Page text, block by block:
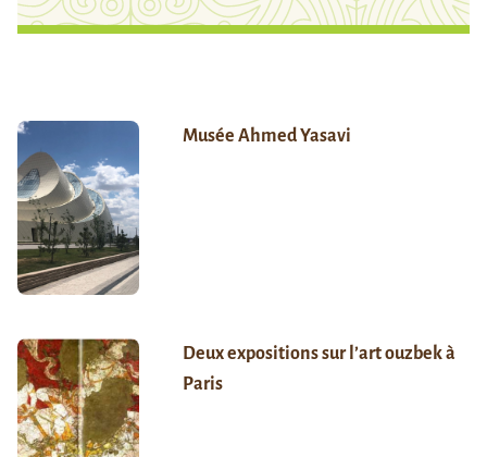
Musée Ahmed Yasavi
Deux expositions sur l’art ouzbek à
Paris